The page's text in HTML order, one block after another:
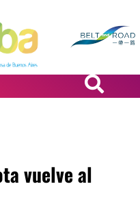
vuelve al